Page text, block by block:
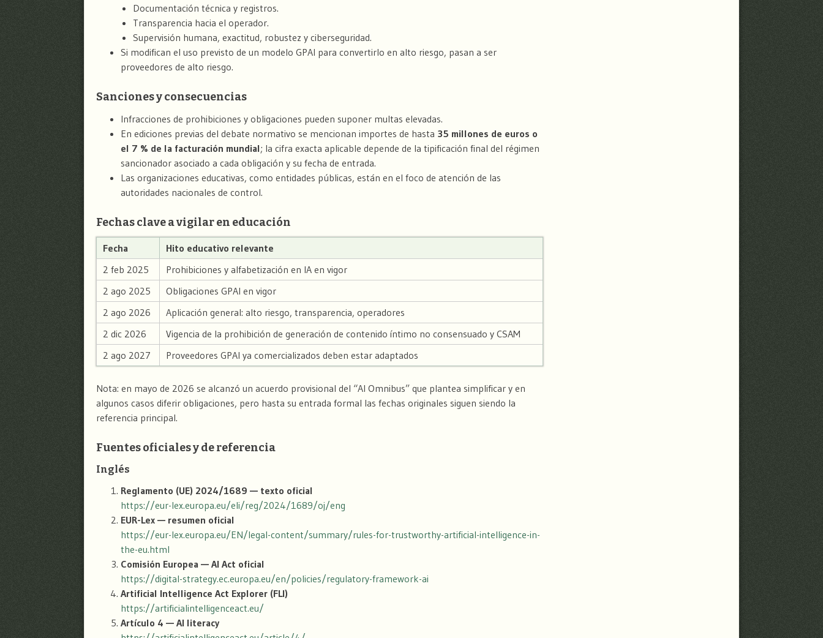
Documentación técnica y registros.
Transparencia hacia el operador.
Supervisión humana, exactitud, robustez y ciberseguridad.
Si modifican el uso previsto de un modelo GPAI para convertirlo en alto riesgo, pasan a ser
proveedores de alto riesgo.
Sanciones y consecuencias
Infracciones de prohibiciones y obligaciones pueden suponer multas elevadas.
En ediciones previas del debate normativo se mencionan importes de hasta 35 millones de euros o
el 7 % de la facturación mundial; la cifra exacta aplicable depende de la tipificación final del régimen
sancionador asociado a cada obligación y su fecha de entrada.
Las organizaciones educativas, como entidades públicas, están en el foco de atención de las
autoridades nacionales de control.
Fechas clave a vigilar en educación
Fecha
Hito educativo relevante
2 feb 2025
Prohibiciones y alfabetización en IA en vigor
2 ago 2025
Obligaciones GPAI en vigor
2 ago 2026
Aplicación general: alto riesgo, transparencia, operadores
2 dic 2026
Vigencia de la prohibición de generación de contenido íntimo no consensuado y CSAM
2 ago 2027
Proveedores GPAI ya comercializados deben estar adaptados
Nota: en mayo de 2026 se alcanzó un acuerdo provisional del “AI Omnibus” que plantea simplificar y en
algunos casos diferir obligaciones, pero hasta su entrada formal las fechas originales siguen siendo la
referencia principal.
Fuentes oficiales y de referencia
Inglés
Reglamento (UE) 2024/1689 — texto oficial
https://eur-lex.europa.eu/eli/reg/2024/1689/oj/eng
EUR-Lex — resumen oficial
https://eur-lex.europa.eu/EN/legal-content/summary/rules-for-trustworthy-artificial-intelligence-in-
the-eu.html
Comisión Europea — AI Act oficial
https://digital-strategy.ec.europa.eu/en/policies/regulatory-framework-ai
Artificial Intelligence Act Explorer (FLI)
https://artificialintelligenceact.eu/
Artículo 4 — AI literacy